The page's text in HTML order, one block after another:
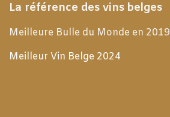
La référence des vins belges
Meilleure Bulle du Monde en 2019
Meilleur Vin Belge 2024